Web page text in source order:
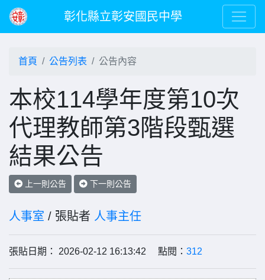
彰化縣立彰安國民中學
首頁 公告列表 公告內容
本校114學年度第10次
代理教師第3階段甄選
結果公告
上一則公告 下一則公告
人事室 / 張貼者 人事主任
張貼日期： 2026-02-12 16:13:42 點閱： 312